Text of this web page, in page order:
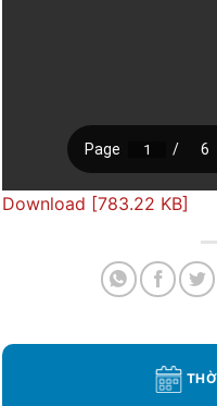
Download [783.22 KB]